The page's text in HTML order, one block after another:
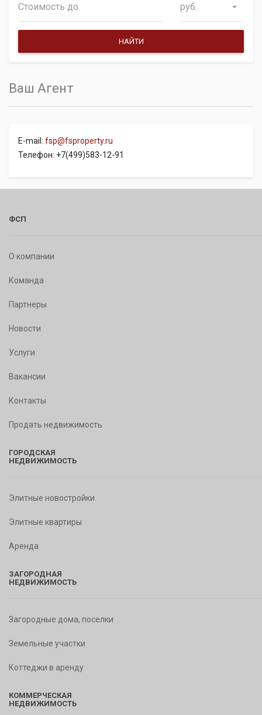
руб.
Ваш Агент
E-mail: fsp@fsproperty.ru
Телефон: +7(499)583-12-91
ФСП
О компании
Команда
Партнеры
Новости
Услуги
Вакансии
Контакты
Продать недвижимость
ГОРОДСКАЯ
НЕДВИЖИМОСТЬ
Элитные новостройки
Элитные квартиры
Аренда
ЗАГОРОДНАЯ
НЕДВИЖИМОСТЬ
Загородные дома, поселки
Земельные участки
Коттеджи в аренду
КОММЕРЧЕСКАЯ
НЕДВИЖИМОСТЬ